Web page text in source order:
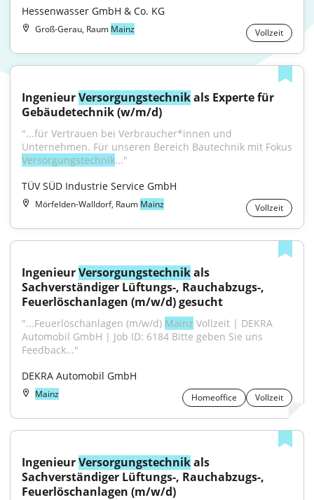
Hessenwasser GmbH & Co. KG
Groß-Gerau, Raum Mainz Vollzeit
Ingenieur Versorgungstechnik als Experte für
Gebäudetechnik (w/m/d)
"...für Vertrauen bei Verbraucher*innen und
Versorgungstechnik..."
TÜV SÜD Industrie Service GmbH
Mörfelden-Walldorf, Raum Mainz Vollzeit
Ingenieur Versorgungstechnik als
Sachverständiger Lüftungs-, Rauchabzugs-,
Feuerlöschanlagen (m/w/d) gesucht
"...Feuerlöschanlagen (m/w/d) Mainz Vollzeit | DEKRA
Automobil GmbH | Job ID: 6184 Bitte geben Sie uns
Feedback..."
DEKRA Automobil GmbH
Mainz Homeoffice Vollzeit
Ingenieur Versorgungstechnik als
Sachverständiger Lüftungs-, Rauchabzugs-,
Feuerlöschanlagen (m/w/d)